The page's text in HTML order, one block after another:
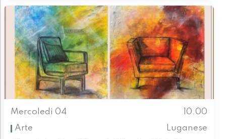
Mercoledì 04
10.00
Arte
Luganese